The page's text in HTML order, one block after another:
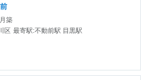
築
区 最寄駅:不動前駅 目黒駅